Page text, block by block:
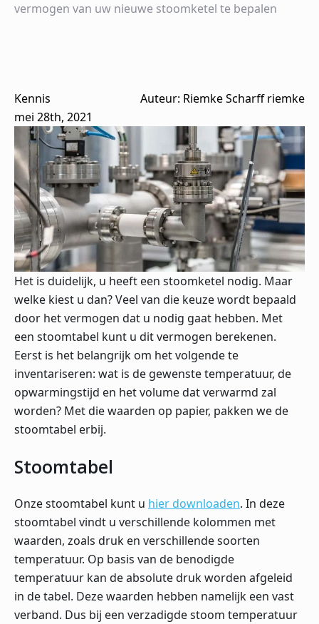
vermogen van uw nieuwe stoomketel te bepalen
Kennis
mei 28th, 2021
Auteur: Riemke Scharff riemke
Het is duidelijk, u heeft een stoomketel nodig. Maar
welke kiest u dan? Veel van die keuze wordt bepaald
door het vermogen dat u nodig gaat hebben. Met
een stoomtabel kunt u dit vermogen berekenen.
Eerst is het belangrijk om het volgende te
inventariseren: wat is de gewenste temperatuur, de
opwarmingstijd en het volume dat verwarmd zal
worden? Met die waarden op papier, pakken we de
stoomtabel erbij.
Stoomtabel
Onze stoomtabel kunt u hier downloaden. In deze
stoomtabel vindt u verschillende kolommen met
waarden, zoals druk en verschillende soorten
temperatuur. Op basis van de benodigde
temperatuur kan de absolute druk worden afgeleid
in de tabel. Deze waarden hebben namelijk een vast
verband. Dus bij een verzadigde stoom temperatuur